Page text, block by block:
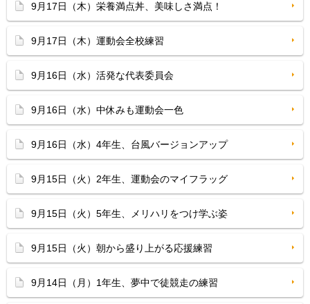
9月17日（木）栄養満点丼、美味しさ満点！
9月17日（木）運動会全校練習
9月16日（水）活発な代表委員会
9月16日（水）中休みも運動会一色
9月16日（水）4年生、台風バージョンアップ
9月15日（火）2年生、運動会のマイフラッグ
9月15日（火）5年生、メリハリをつけ学ぶ姿
9月15日（火）朝から盛り上がる応援練習
9月14日（月）1年生、夢中で徒競走の練習